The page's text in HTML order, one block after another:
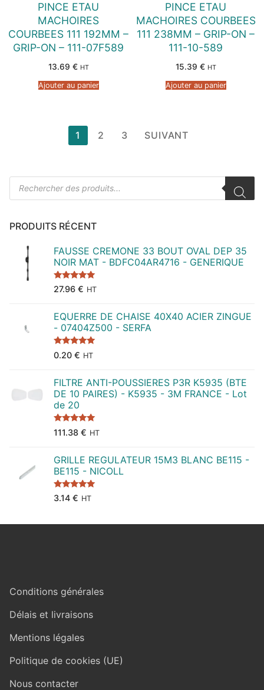
PINCE ETAU
MACHOIRES
COURBEES 111 192MM –
GRIP-ON – 111-07F589
13.69 € HT
Ajouter au panier
PINCE ETAU
MACHOIRES COURBEES
111 238MM – GRIP-ON –
111-10-589
15.39 € HT
Ajouter au panier
Pagination
1 2 3 SUIVANT
Recherche
de
produits
PRODUITS RÉCENT
FAUSSE CREMONE 33 BOUT OVAL DEP 35
NOIR MAT - BDFC04AR4716 - GENERIQUE
Note5.00
sur 5
27.96 € HT
EQUERRE DE CHAISE 40X40 ACIER ZINGUE
- 07404Z500 - SERFA
Note 5.00
sur 5
0.20 € HT
FILTRE ANTI-POUSSIERES P3R K5935 (BTE
DE 10 PAIRES) - K5935 - 3M FRANCE - Lot
de 20
Note5.00
sur 5
111.38 € HT
GRILLE REGULATEUR 15M3 BLANC BE115 -
BE115 - NICOLL
Note 5.00
sur 5
3.14 € HT
Conditions générales
Délais et livraisons
Mentions légales
Politique de cookies (UE)
Nous contacter